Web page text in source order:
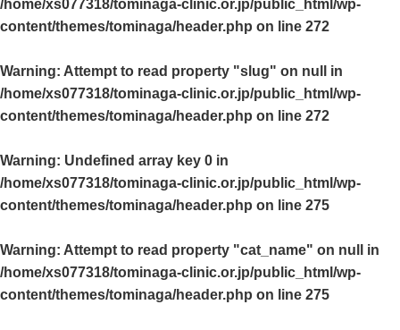
/home/xs077318/tominaga-clinic.or.jp/public_html/wp-
content/themes/tominaga/header.php on line 272
Warning: Attempt to read property "slug" on null in
/home/xs077318/tominaga-clinic.or.jp/public_html/wp-
content/themes/tominaga/header.php on line 272
Warning: Undefined array key 0 in
/home/xs077318/tominaga-clinic.or.jp/public_html/wp-
content/themes/tominaga/header.php on line 275
Warning: Attempt to read property "cat_name" on null in
/home/xs077318/tominaga-clinic.or.jp/public_html/wp-
content/themes/tominaga/header.php on line 275